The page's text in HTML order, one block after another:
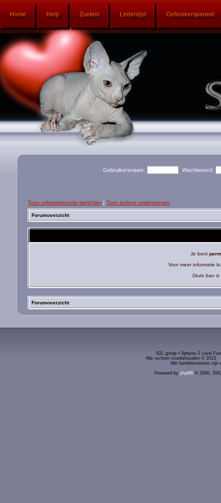
Home Help Zoeken Ledenlijst Gebruikerspaneel
Gebruikersnaam: Wachtwoord:
Toon onbeantwoorde berichten | Toon actieve onderwerpen
Forumoverzicht
Je bent
Voor meer informatie
Deze ban is
Forumoverzicht
S2L group • Sphynx 2 Love
Alle rechten voorbehouden ©
Alle handelsmerken zijn
Powered by phpBB© 2000,